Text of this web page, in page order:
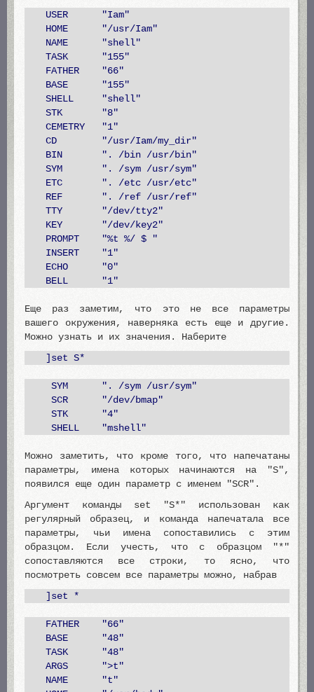
USER "Iam"
HOME "/usr/Iam"
NAME "shell"
TASK "155"
FATHER "66"
BASE "155"
SHELL "shell"
STK "8"
CEMETRY "1"
CD "/usr/Iam/my_dir"
BIN ". /bin /usr/bin"
SYM ". /sym /usr/sym"
ETC ". /etc /usr/etc"
REF ". /ref /usr/ref"
TTY "/dev/tty2"
KEY "/dev/key2"
PROMPT "%t %/ $ "
INSERT "1"
ECHO "0"
BELL "1"
Еще раз заметим, что это не все параметры
вашего окружения, наверняка есть еще и другие.
Можно узнать и их значения. Наберите
]set S*
SYM ". /sym /usr/sym"
SCR "/dev/bmap"
STK "4"
SHELL "mshell"
Можно заметить, что кроме того, что напечатаны
параметры, имена которых начинаются на "S",
появился еще один параметр с именем "SCR".
Аргумент команды set "S*" использован как
регулярный образец, и команда напечатала все
параметры, чьи имена сопоставились с этим
образцом. Если учесть, что с образцом "*"
сопоставляются все строки, то ясно, что
посмотреть совсем все параметры можно, набрав
]set *
FATHER "66"
BASE "48"
TASK "48"
ARGS ">t"
NAME "t"